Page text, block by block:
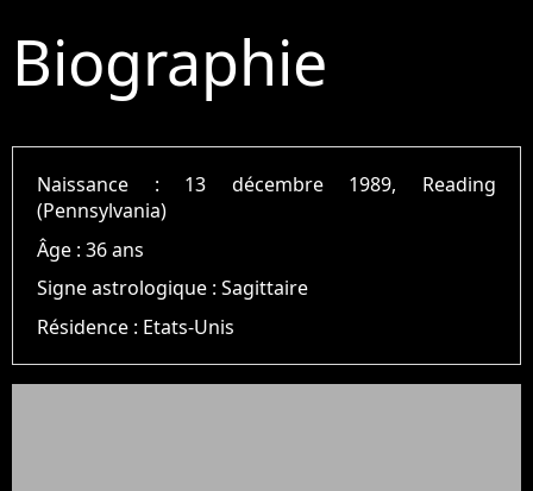
Biographie
Naissance : 13 décembre 1989, Reading
(Pennsylvania)
Âge :36 ans
Signe astrologique :Sagittaire
Résidence : Etats-Unis